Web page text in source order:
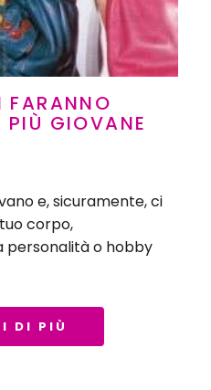
FARANNO
PIÙ GIOVANE
e, sicuramente, ci
corpo,
personalità o hobby
DI PIÙ